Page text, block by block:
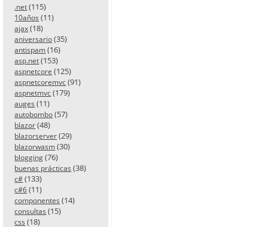
.net (115)
10años (11)
ajax (18)
aniversario (35)
antispam (16)
asp.net (153)
aspnetcore (125)
aspnetcoremvc (91)
aspnetmvc (179)
auges (11)
autobombo (57)
blazor (48)
blazorserver (29)
blazorwasm (30)
blogging (76)
buenas prácticas (38)
c# (133)
c#6 (11)
componentes (14)
consultas (15)
css (18)